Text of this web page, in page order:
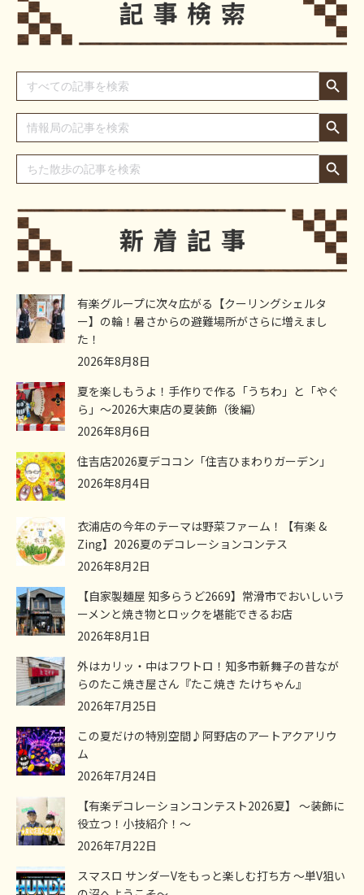
Search
for:
Search Button
Search
for:
Search Button
Search
for:
Search Button
有楽グループに次々広がる【クーリングシェルタ
ー】の輪！暑さからの避難場所がさらに増えまし
た！
2026年8月8日
夏を楽しもうよ！手作りで作る「うちわ」と「やぐ
ら」～2026大東店の夏装飾（後編）
2026年8月6日
住吉店2026夏デココン「住吉ひまわりガーデン」
2026年8月4日
衣浦店の今年のテーマは野菜ファーム！【有楽 &
Zing】2026夏のデコレーションコンテス
2026年8月2日
【自家製麺屋 知多らうど2669】常滑市でおいしいラ
ーメンと焼き物とロックを堪能できるお店
2026年8月1日
外はカリッ・中はフワトロ！知多市新舞子の昔なが
らのたこ焼き屋さん『たこ焼き たけちゃん』
2026年7月25日
この夏だけの特別空間♪阿野店のアートアクアリウ
ム
2026年7月24日
【有楽デコレーションコンテスト2026夏】 ～装飾に
役立つ！小技紹介！～
2026年7月22日
スマスロ サンダーVをもっと楽しむ打ち方 ～単V狙い